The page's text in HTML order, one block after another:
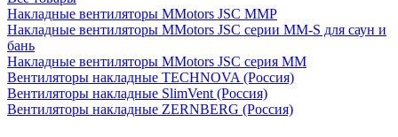
Накладные вентиляторы MMotors JSC MMP
Накладные вентиляторы MMotors JSC серии MM-S для саун и
бань
Накладные вентиляторы MMotors JSC серия МM
Вентиляторы накладные TECHNOVA (Россия)
Вентиляторы накладные SlimVent (Россия)
Вентиляторы накладные ZERNBERG (Россия)